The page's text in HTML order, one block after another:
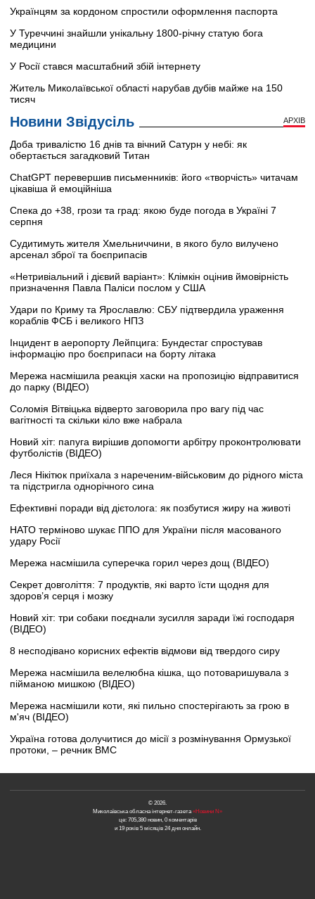
Українцям за кордоном спростили оформлення паспорта
У Туреччині знайшли унікальну 1800-річну статую бога
медицини
У Росії стався масштабний збій інтернету
Житель Миколаївської області нарубав дубів майже на 150
тисяч
Новини Звідусіль АРХІВ
Доба тривалістю 16 днів та вічний Сатурн у небі: як
обертається загадковий Титан
ChatGPT перевершив письменників: його «творчість» читачам
цікавіша й емоційніша
Спека до +38, грози та град: якою буде погода в Україні 7
серпня
Судитимуть жителя Хмельниччини, в якого було вилучено
арсенал зброї та боєприпасів
«Нетривіальний і дієвий варіант»: Клімкін оцінив ймовірність
призначення Павла Паліси послом у США
Удари по Криму та Ярославлю: СБУ підтвердила ураження
кораблів ФСБ і великого НПЗ
Інцидент в аеропорту Лейпцига: Бундестаг спростував
інформацію про боєприпаси на борту літака
Мережа насмішила реакція хаски на пропозицію відправитися
до парку (ВІДЕО)
Соломія Вітвіцька відверто заговорила про вагу під час
вагітності та скільки кіло вже набрала
Новий хіт: папуга вирішив допомогти арбітру проконтролювати
футболістів (ВІДЕО)
Леся Нікітюк приїхала з нареченим-військовим до рідного міста
та підстригла однорічного сина
Ефективні поради від дієтолога: як позбутися жиру на животі
НАТО терміново шукає ППО для України після масованого
удару Росії
Мережа насмішила суперечка горил через дощ (ВІДЕО)
Секрет довголіття: 7 продуктів, які варто їсти щодня для
здоров’я серця і мозку
Новий хіт: три собаки поєднали зусилля заради їжі господаря
(ВІДЕО)
8 несподівано корисних ефектів відмови від твердого сиру
Мережа насмішила велелюбна кішка, що потоваришувала з
пійманою мишкою (ВІДЕО)
Мережа насмішили коти, які пильно спостерігають за грою в
м'яч (ВІДЕО)
Україна готова долучитися до місії з розмінування Ормузької
протоки, – речник ВМС
© 2026.
Миколаївська обласна інтернет-газета«Новини N»
це: 705,380 новин, 0 коментарів
и 19 років 5 місяців 24 дня онлайн.